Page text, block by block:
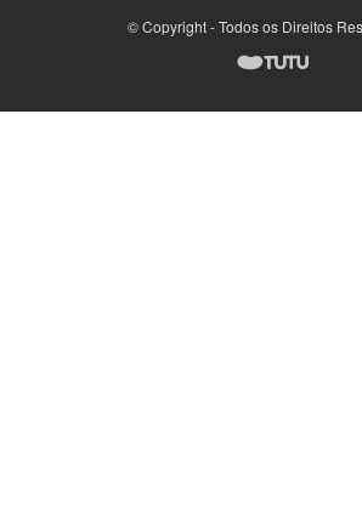
© Copyright - Todos os Direitos